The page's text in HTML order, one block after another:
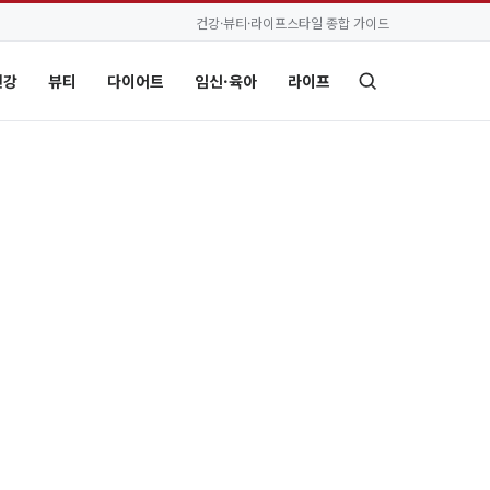
건강·뷰티·라이프스타일 종합 가이드
뷰티 다이어트 임신·육아 라이프